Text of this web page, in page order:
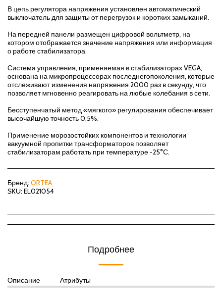
В цепь регулятора напряжения установлен автоматический
выключатель для защиты от перегрузок и коротких замыканий.
На передней панели размещен цифровой вольтметр, на
котором отображается значение напряжения или информация
о работе стабилизатора.
Система управления, применяемая в стабилизаторах VEGA,
основана на микропроцессорах последнегопоколения, которые
отслеживают изменения напряжения 2000 раз в секунду, что
позволяет мгновенно реагировать на любые колебания в сети.
Бесступенчатый метод «мягкого» регулирования обеспечивает
высочайшую точность 0.5%.
Применение морозостойких компонентов и технологии
вакуумной пропитки трансформаторов позволяет
стабилизаторам работать при температуре -25°С.
Бренд: ORTEA
SKU: EL021054
Подробнее
Описание Атрибуты